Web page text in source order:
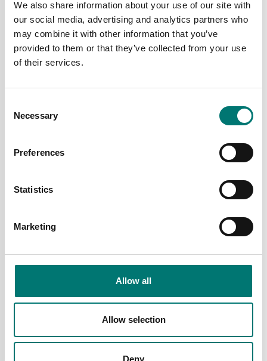
We also share information about your use of our site with
our social media, advertising and analytics partners who
may combine it with other information that you’ve
provided to them or that they’ve collected from your use
of their services.
Selection
Necessary
Preferences
Statistics
Marketing
Allow all
Allow selection
Deny
Pris från: 1 420 kr Pris från: 1 045 kr
Single point lastcell
Finns i flera varianter
Single point lastcell
Finns i flera varianter